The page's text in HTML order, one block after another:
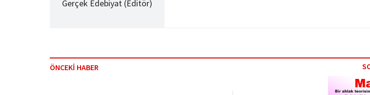
Gerçek Edebiyat (Editör)
ÖNCEKİ HABER